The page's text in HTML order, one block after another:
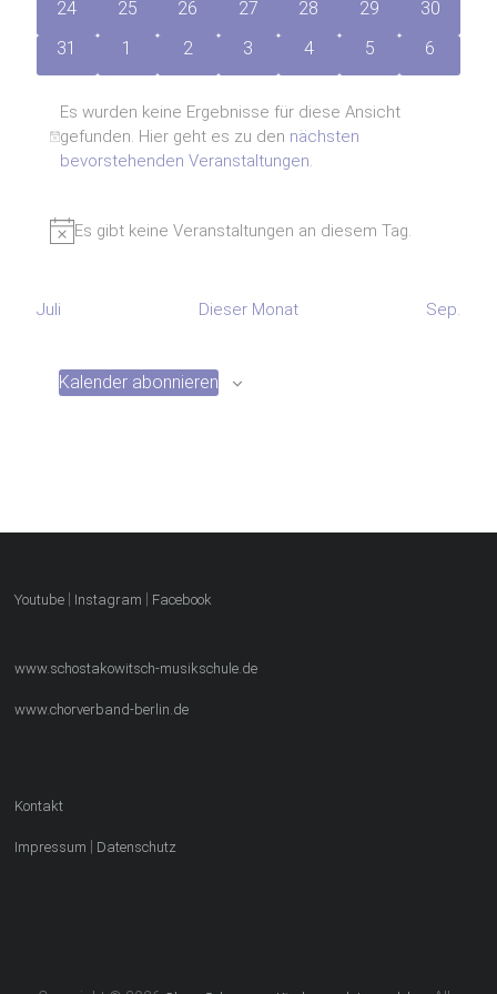
0
Veranstaltungen
24
0
Veranstaltungen
25
0
Veranstaltungen
26
0
Veranstaltungen
27
0
Veranstaltungen
28
0
Veranstaltungen
29
0
30
0
Veranstaltungen
31
0
Veranstaltungen
1
0
Veranstaltungen
2
0
Veranstaltungen
3
0
Veranstaltungen
4
0
Veranstaltungen
5
0
6
Hinweis
Es wurden keine Ergebnisse für diese Ansicht
gefunden. Hier geht es zu den nächsten
bevorstehenden Veranstaltungen.
Hinweis
Es gibt keine Veranstaltungen an diesem Tag.
Juli Dieser Monat Sep.
Kalender abonnieren
Youtube Instagram Facebook
www.schostakowitsch-musikschule.de
www.chorverband-berlin.de
Kontakt
Impressum Datenschutz